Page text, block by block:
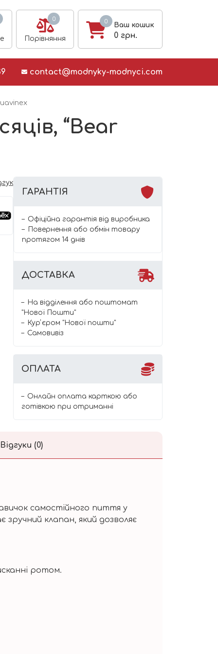
0
Порівняння
0
Ваш кошик
0 грн.
contact@modnyky-modnyci.com
“Bear
ГАРАНТІЯ
Офіційна гарантія від виробника
Повернення або обмін товару
протягом 14 днів
ДОСТАВКА
На відділення або поштомат
"Нової Пошти"
Курʼєром "Нової пошти"
Самовивіз
ОПЛАТА
Онлайн оплата карткою або
готівкою при отриманні
Відгуки (0)
самостійного пиття у
зручний клапан, який дозволяє
ротом.